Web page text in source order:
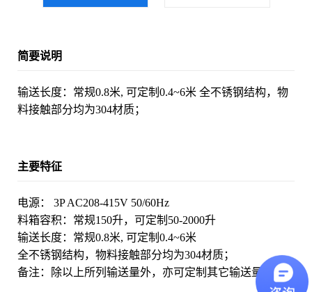
简要说明
输送长度：常规0.8米, 可定制0.4~6米 全不锈钢结构，物
料接触部分均为304材质；
主要特征
电源： 3P AC208-415V 50/60Hz
料箱容积：常规150升，可定制50-2000升
输送长度：常规0.8米, 可定制0.4~6米
全不锈钢结构，物料接触部分均为304材质；
备注：除以上所列输送量外，亦可定制其它输送量。